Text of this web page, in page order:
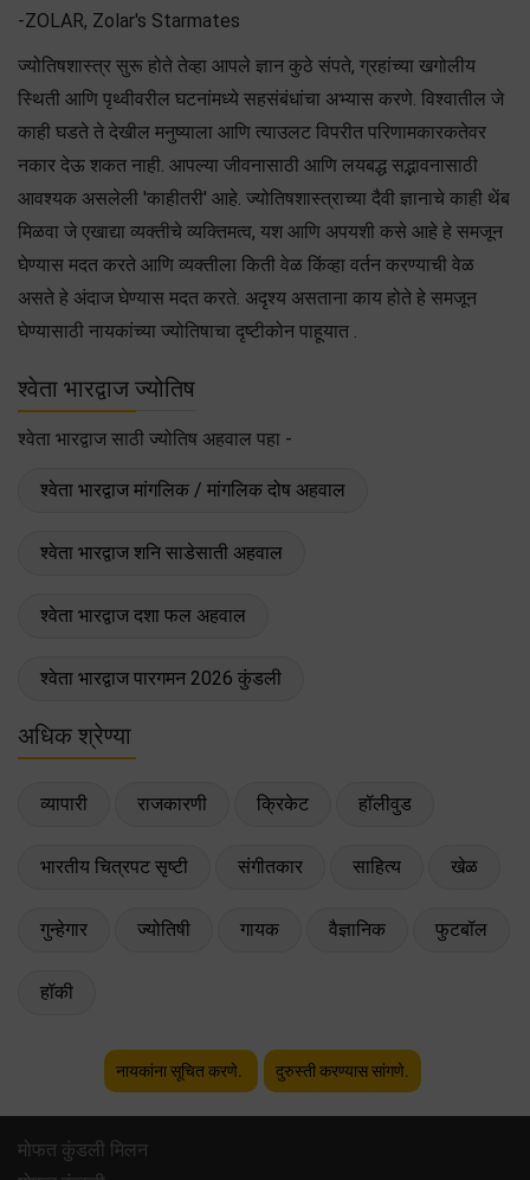
-ZOLAR, Zolar's Starmates
ज्योतिषशास्त्र सुरू होते तेव्हा आपले ज्ञान कुठे संपते, ग्रहांच्या खगोलीय
स्थिती आणि पृथ्वीवरील घटनांमध्ये सहसंबंधांचा अभ्यास करणे. विश्वातील जे
काही घडते ते देखील मनुष्याला आणि त्याउलट विपरीत परिणामकारकतेवर
नकार देऊ शकत नाही. आपल्या जीवनासाठी आणि लयबद्ध सद्भावनासाठी
आवश्यक असलेली 'काहीतरी' आहे. ज्योतिषशास्त्राच्या दैवी ज्ञानाचे काही थेंब
मिळवा जे एखाद्या व्यक्तीचे व्यक्तिमत्व, यश आणि अपयशी कसे आहे हे समजून
घेण्यास मदत करते आणि व्यक्तीला किती वेळ किंव्हा वर्तन करण्याची वेळ
असते हे अंदाज घेण्यास मदत करते. अदृश्य असताना काय होते हे समजून
घेण्यासाठी नायकांच्या ज्योतिषाचा दृष्टीकोन पाहूयात .
श्वेता भारद्वाज ज्योतिष
श्वेता भारद्वाज साठी ज्योतिष अहवाल पहा -
श्वेता भारद्वाज मांगलिक / मांगलिक दोष अहवाल
श्वेता भारद्वाज शनि साडेसाती अहवाल
श्वेता भारद्वाज दशा फल अहवाल
श्वेता भारद्वाज पारगमन 2026 कुंडली
अधिक श्रेण्या
व्यापारी राजकारणी क्रिकेट हॉलीवुड
भारतीय चित्रपट सृष्टी संगीतकार साहित्य खेळ
गुन्हेगार ज्योतिषी गायक वैज्ञानिक फुटबॉल
हॉकी
नायकांना सूचित करणे. दुरुस्ती करण्यास सांगणे.
मोफत कुंडली मिलन